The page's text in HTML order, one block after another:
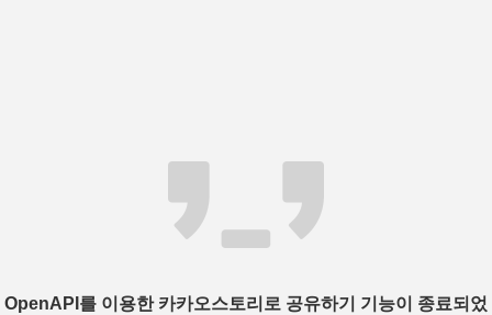
OpenAPI를 이용한 카카오스토리로 공유하기 기능이 종료되었